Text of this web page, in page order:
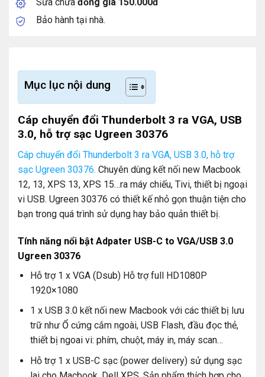
Bảo hành tại nhà.
Mục lục nội dung
Cáp chuyển đổi Thunderbolt 3 ra VGA, USB
3.0, hỗ trợ sạc Ugreen 30376
Cáp chuyển đổi Thunderbolt 3 ra VGA, USB 3.0, hỗ trợ
sạc Ugreen 30376. Chuyên dùng kết nối new Macbook
12, 13, XPS 13, XPS 15…ra máy chiếu, Tivi, thiết bị ngoại
vi USB. Ugreen 30376 có thiết kế nhỏ gọn thuận tiện cho
bạn trong quá trình sử dụng hay bảo quản thiết bị.
Tính năng nổi bật Adpater USB-C to VGA/USB 3.0
Ugreen 30376
Hỗ trợ 1 x VGA (Dsub) Hỗ trợ full HD1080P
1920×1080
1 x USB 3.0 kết nối new Macbook với các thiết bị lưu
trữ như Ổ cứng cắm ngoài, USB Flash, đầu đọc thẻ,
thiết bị ngoai vi: phím, chuột, máy in, máy scan…
Hỗ trợ 1 x USB-C sạc (power delivery) sử dụng sạc